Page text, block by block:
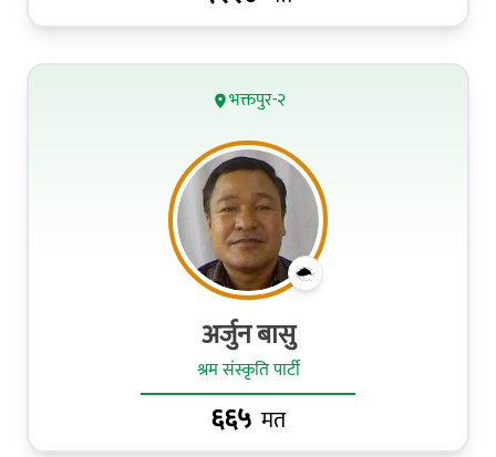
भक्तपुर-२
अर्जुन बासु
श्रम संस्कृति पार्टी
६६५ मत